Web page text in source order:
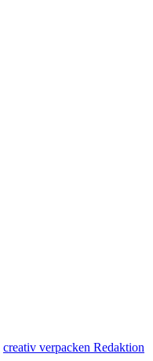
creativ verpacken Redaktion